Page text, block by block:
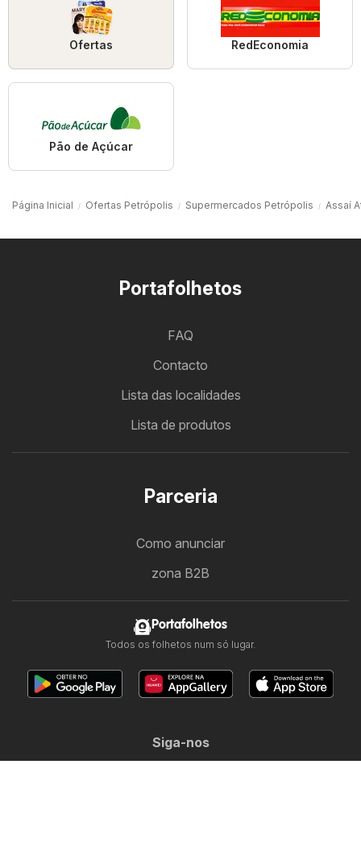
Ofertas RedEconomia
Pão de Açúcar
Página Inicial Ofertas Petrópolis Supermercados Petrópolis Assaí
Portafolhetos
FAQ
Contacto
Lista das localidades
Lista de produtos
Parceria
Como anunciar
zona B2B
Portafolhetos
Todos os folhetos num só lugar.
Siga-nos